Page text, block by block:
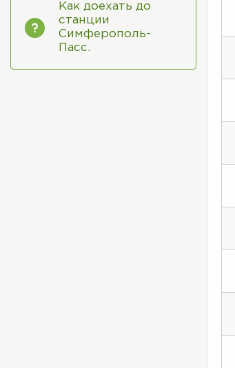
Как доехать до
станции
Симферополь-
Пасс.